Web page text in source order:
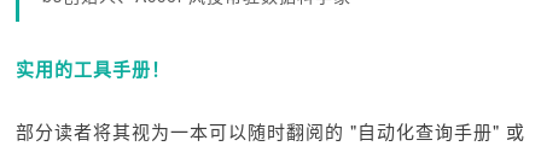
实用的工具手册！
部分读者将其视为一本可以随时翻阅的 "自动化查询手册" 或